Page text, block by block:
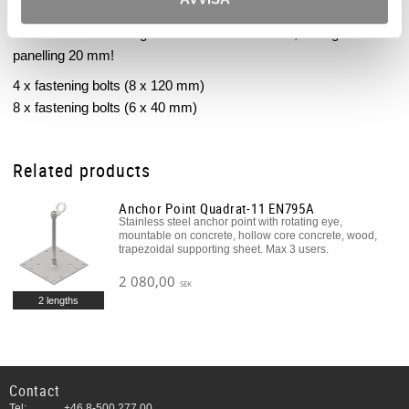
panelling 20 mm!
4 x fastening bolts (8 x 120 mm)
8 x fastening bolts (6 x 40 mm)
Related products
Anchor Point Quadrat-11 EN795A
Stainless steel anchor point with rotating eye,
mountable on concrete, hollow core concrete, wood,
trapezoidal supporting sheet. Max 3 users.
2 080,00 SEK
2 lengths
Contact